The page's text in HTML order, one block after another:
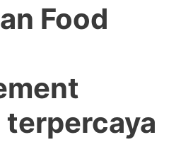
Food